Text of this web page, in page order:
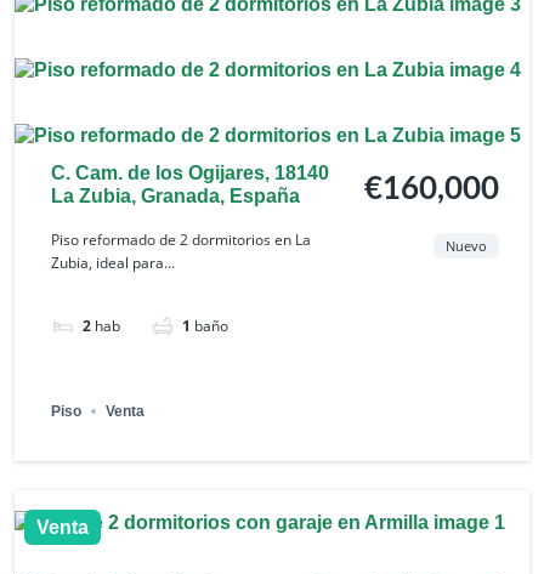
C. Cam. de los Ogijares, 18140
La Zubia, Granada, España
Piso reformado de 2 dormitorios en La
Zubia, ideal para...
2 hab 1 baño
€160,000
Nuevo
Piso Venta
Venta